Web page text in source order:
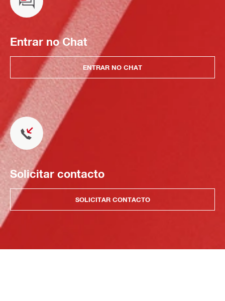
Entrar no Chat
ENTRAR NO CHAT
Solicitar contacto
SOLICITAR CONTACTO